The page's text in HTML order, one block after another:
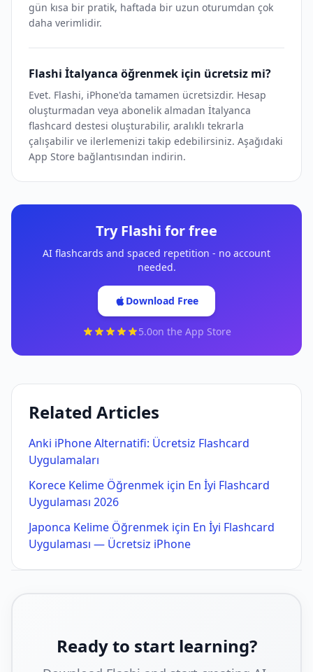
gün kısa bir pratik, haftada bir uzun oturumdan çok
daha verimlidir.
Flashi İtalyanca öğrenmek için ücretsiz mi?
Evet. Flashi, iPhone'da tamamen ücretsizdir. Hesap
oluşturmadan veya abonelik almadan İtalyanca
flashcard destesi oluşturabilir, aralıklı tekrarla
çalışabilir ve ilerlemenizi takip edebilirsiniz. Aşağıdaki
App Store bağlantısından indirin.
Try Flashi for free
AI flashcards and spaced repetition - no account
needed.
Download Free
5.0on the App Store
Related Articles
Anki iPhone Alternatifi: Ücretsiz Flashcard
Uygulamaları
Korece Kelime Öğrenmek için En İyi Flashcard
Uygulaması 2026
Japonca Kelime Öğrenmek için En İyi Flashcard
Uygulaması — Ücretsiz iPhone
Ready to start learning?